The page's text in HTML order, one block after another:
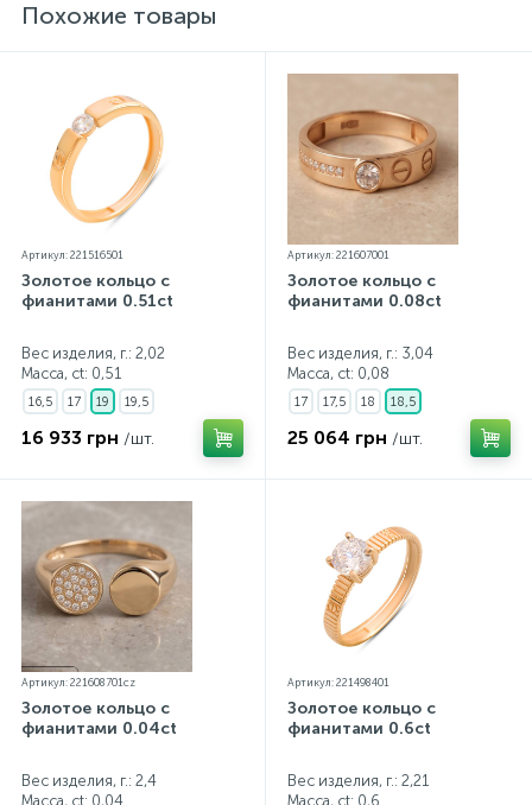
Похожие товары
Артикул: 221516501
Золотое кольцо с
фианитами 0.51ct
Вес изделия, г.: 2,02
Масса, ct: 0,51
16,5 17 19 19,5
16 933 грн /шт.
Артикул: 221607001
Золотое кольцо с
фианитами 0.08ct
Вес изделия, г.: 3,04
Масса, ct: 0,08
17 17,5 18 18,5
25 064 грн /шт.
Артикул: 221608701cz
Золотое кольцо с
фианитами 0.04ct
Вес изделия, г.: 2,4
Масса, ct: 0,04
Артикул: 221498401
Золотое кольцо с
фианитами 0.6ct
Вес изделия, г.: 2,21
Масса, ct: 0,6